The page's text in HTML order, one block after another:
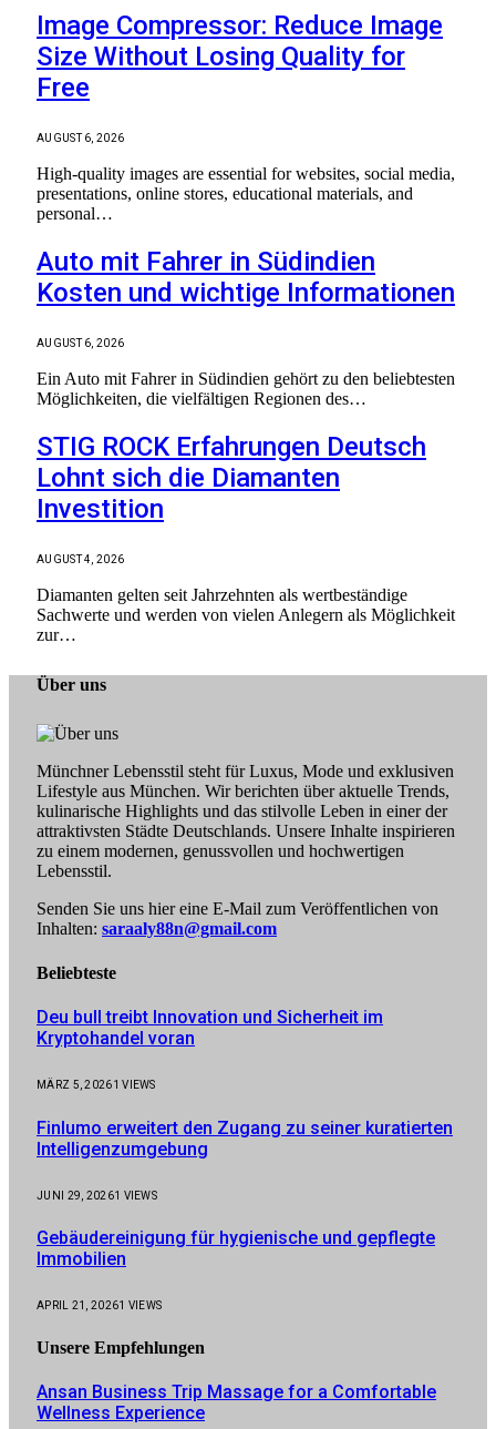
Image Compressor: Reduce Image
Size Without Losing Quality for
Free
AUGUST 6, 2026
High-quality images are essential for websites, social media,
presentations, online stores, educational materials, and
personal…
Auto mit Fahrer in Südindien
Kosten und wichtige Informationen
AUGUST 6, 2026
Ein Auto mit Fahrer in Südindien gehört zu den beliebtesten
Möglichkeiten, die vielfältigen Regionen des…
STIG ROCK Erfahrungen Deutsch
Lohnt sich die Diamanten
Investition
AUGUST 4, 2026
Diamanten gelten seit Jahrzehnten als wertbeständige
Sachwerte und werden von vielen Anlegern als Möglichkeit
zur…
Über uns
Münchner Lebensstil steht für Luxus, Mode und exklusiven
Lifestyle aus München. Wir berichten über aktuelle Trends,
kulinarische Highlights und das stilvolle Leben in einer der
attraktivsten Städte Deutschlands. Unsere Inhalte inspirieren
zu einem modernen, genussvollen und hochwertigen
Lebensstil.
Senden Sie uns hier eine E-Mail zum Veröffentlichen von
Inhalten: saraaly88n@gmail.com
Beliebteste
Deu bull treibt Innovation und Sicherheit im
Kryptohandel voran
MÄRZ 5, 20261VIEWS
Finlumo erweitert den Zugang zu seiner kuratierten
Intelligenzumgebung
JUNI 29, 20261 VIEWS
Gebäudereinigung für hygienische und gepflegte
Immobilien
APRIL 21, 20261 VIEWS
Unsere Empfehlungen
Ansan Business Trip Massage for a Comfortable
Wellness Experience